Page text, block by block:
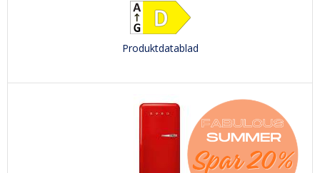
Produktdatablad